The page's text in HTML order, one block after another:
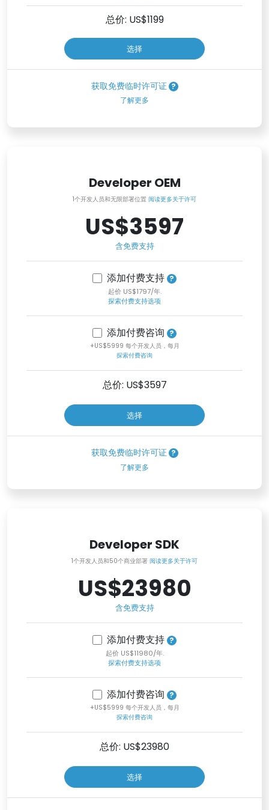
总价: US$1199
选择
获取免费临时许可证
了解更多
Developer OEM
1个开发人员和无限部署位置 阅读更多关于许可
US$3597
含免费支持
添加付费支持
起价 US$1797/年.
探索付费支持选项
添加付费咨询
+US$5999 每个开发人员，每月
探索付费咨询
总价: US$3597
选择
获取免费临时许可证
了解更多
Developer SDK
1个开发人员和50个商业部署 阅读更多关于许可
US$23980
含免费支持
添加付费支持
起价 US$11980/年.
探索付费支持选项
添加付费咨询
+US$5999 每个开发人员，每月
探索付费咨询
总价: US$23980
选择